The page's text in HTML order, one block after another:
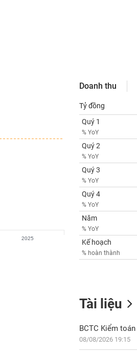
2025
Doanh thu
Tỷ đồng
Quý 1
% YoY
Quý 2
% YoY
Quý 3
% YoY
Quý 4
% YoY
Năm
% YoY
Kế hoạch
% hoàn thành
Tài liệu
BCTC Kiểm
08/08/2026 19:15